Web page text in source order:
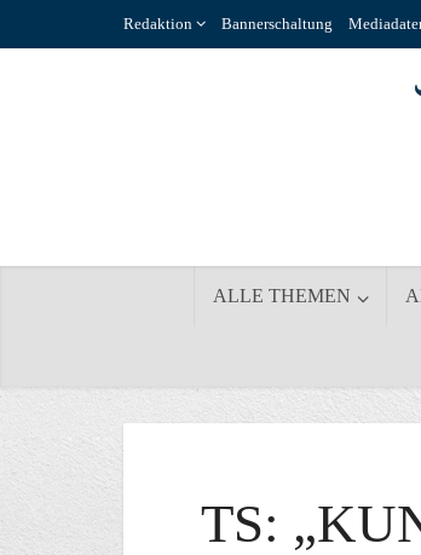
Redaktion Bannerschaltung
ALLE THEMEN
TS: